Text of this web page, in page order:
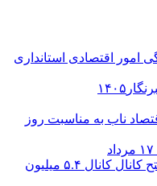
امور اقتصادی استانداری
ناب به مناسبت روز
*رکوردشکنی تاریخی بورس با فتح کانال کانال ۵.۴ میلیون